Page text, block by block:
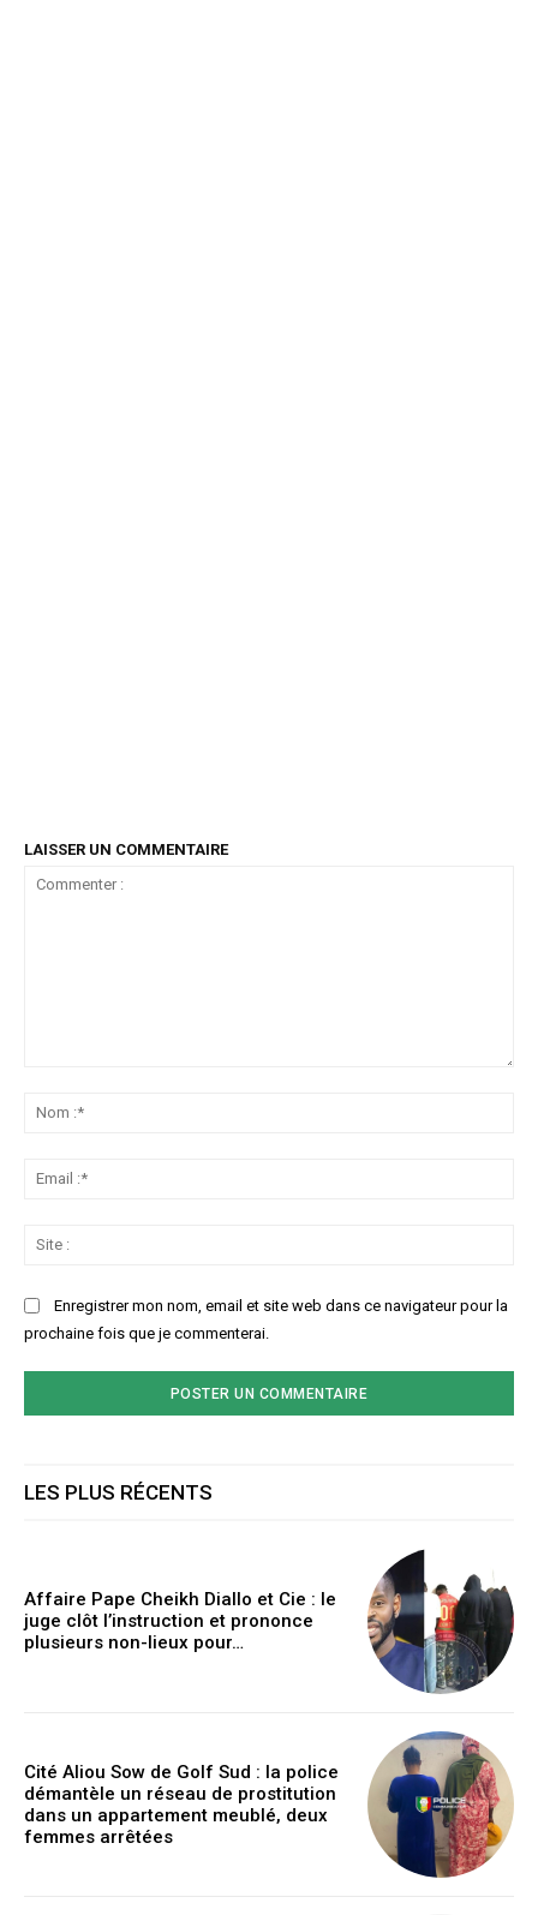
LAISSER UN COMMENTAIRE
Enregistrer mon nom, email et site web dans ce navigateur pour la
prochaine fois que je commenterai.
LES PLUS RÉCENTS
Affaire Pape Cheikh Diallo et Cie : le
juge clôt l’instruction et prononce
plusieurs non-lieux pour…
Cité Aliou Sow de Golf Sud : la police
démantèle un réseau de prostitution
dans un appartement meublé, deux
femmes arrêtées